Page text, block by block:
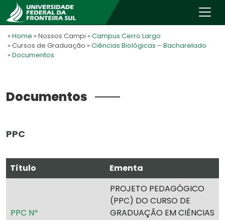
» Home » Nossos Campi » Campus Cerro Largo
» Cursos de Graduação » Ciências Biológicas – Bacharelado
» Documentos
Documentos
PPC
Título Ementa
PPC Nº
PROJETO PEDAGÓGICO
(PPC) DO CURSO DE
GRADUAÇÃO EM CIÊNCIAS